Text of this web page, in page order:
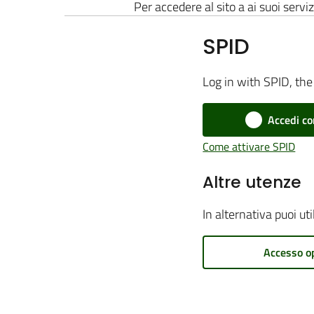
Per accedere al sito a ai suoi
SPID
Log in with SPID,
Accedi
Come attivare SPID
Altre utenze
In alternativa puoi
Accesso